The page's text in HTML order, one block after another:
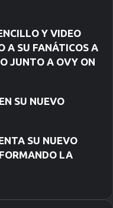
Y VIDEO
A SU FANÁTICOS A
JUNTO A OVY ON
SU NUEVO
SU NUEVO
LA